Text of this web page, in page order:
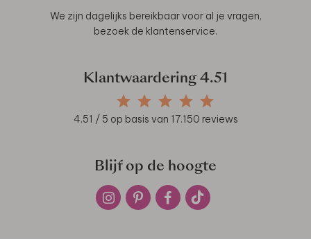
We zijn dagelijks bereikbaar voor al je vragen,
bezoek de klantenservice.
Klantwaardering 4.51
4.51 / 5 op basis van 17.150 reviews
Blijf op de hoogte